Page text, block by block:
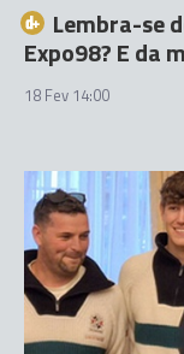
Lembra-se
Expo98? E da
18 Fev 14:00